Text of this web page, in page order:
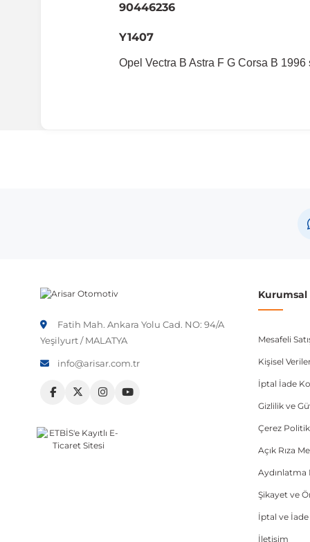
90446236
Y1407
Opel Vectra B Astra F G Corsa B
Not:
Araç üreticileri aynı model yılı içerisinde farklı
Fatih Mah. Ankara Yolu Cad. NO: 94/A
Yeşilyurt / MALATYA
info@arisar.com.tr
Mesafeli
Kişisel
İptal İade
Gizlilik ve
Çerez
Açık Rıza
Aydınlatma
Şikayet ve
İptal ve
İletişim